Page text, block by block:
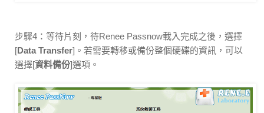
步驟4：等待片刻，待Renee Passnow載入完成之後，選擇
[Data Transfer]。若需要轉移或備份整個硬碟的資訊，可以
選擇[資料備份]選項。